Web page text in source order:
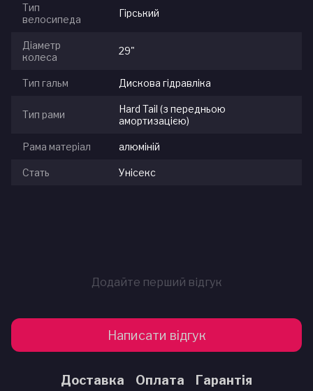
Тип
велосипеда
Гірський
Діаметр
колеса
29"
Тип гальм Дискова гідравліка
Тип рами
Hard Tail (з передньою
амортизацією)
Рама матеріал алюміній
Стать Унісекс
Додайте перший відгук
Написати відгук
Доставка Оплата Гарантія